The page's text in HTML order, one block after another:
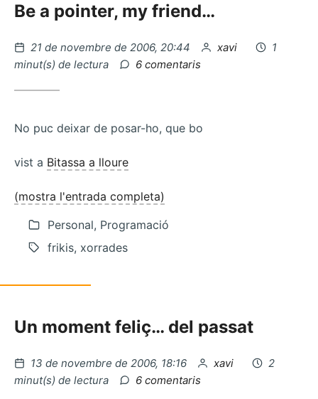
Be a pointer, my friend…
Publicat
el
21 de novembre de 2006, 20:44 per
xavi
1
minut(s) de lectura
6 comentaris
No puc deixar de posar-ho, que bo
vist a Bitassa a lloure
(mostra l'entrada completa)
Personal, Programació
frikis, xorrades
Un moment feliç… del passat
Publicat
el
13 de novembre de 2006, 18:16 per
xavi
2
minut(s) de lectura
6 comentaris